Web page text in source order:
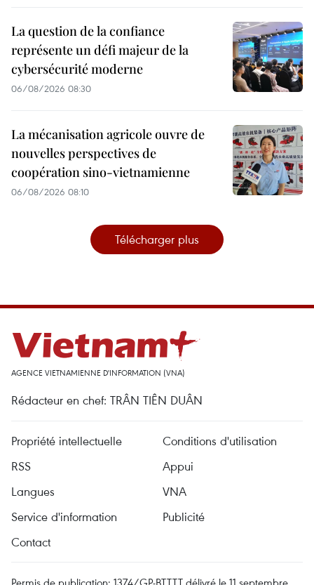
La question de la confiance
représente un défi majeur de la
cybersécurité moderne
06/08/2026 08:30
La mécanisation agricole ouvre de
nouvelles perspectives de
coopération sino-vietnamienne
06/08/2026 08:10
Télécharger plus
AGENCE VIETNAMIENNE D'INFORMATION (VNA)
Rédacteur en chef: TRÂN TIÊN DUÂN
Propriété intellectuelle
Conditions d'utilisation
RSS
Appui
Langues
VNA
Service d'information
Publicité
Contact